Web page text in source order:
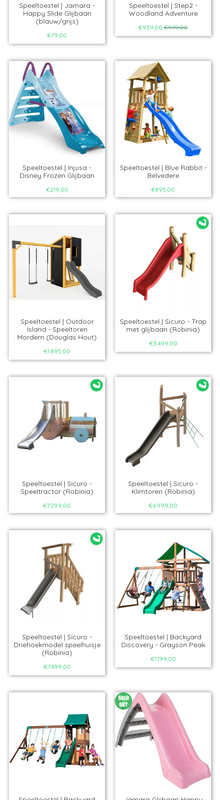
Speeltoestel | Jamara -
Happy Slide Glijbaan
(blauw/grijs)
€79,00
Speeltoestel | Step2 -
Woodland Adventure
€939,00 €979,00
Speeltoestel | Injusa -
Disney Frozen Glijbaan
€219,00
Speeltoestel | Blue Rabbit -
Belvedere
€895,00
Speeltoestel | Outdoor
Island - Speeltoren
Mordern (Douglas Hout)
€1.895,00
Speeltoestel | Sicuro - Trap
met glijbaan (Robinia)
€3.499,00
Speeltoestel | Sicuro -
Speeltractor (Robinia)
€7.299,00
Speeltoestel | Sicuro -
Klimtoren (Robinia)
€4.999,00
Speeltoestel | Sicuro -
Driehoekmodel speelhuisje
(Robinia)
€7.499,00
Speeltoestel | Backyard
Discovery - Grayson Peak
€1.199,00